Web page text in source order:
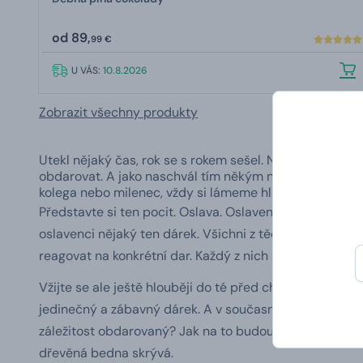
od 89,99 €
U VÁS: 10.8.2026
Zobrazit všechny produkty
Utekl nějaký čas, rok se s rokem sešel. Nemusí to být
obdarovat. A jako naschvál tím někým není nic
kolega nebo milenec, vždy si lámeme hlavu s tím, co
Představte si ten pocit. Oslava. Oslavencem je jeden
oslavenci nějaký ten dárek.Všichni z těchto dárců, ať
reagovat na konkrétní dar. Každý z nich samozřejmě
Vžijte se ale ještě hlouběji do té před chvílí zmíněné
jedinečný a zábavný dárek. A v současné době také
záležitost obdarovaný? Jak na to budou reagovat
dřevěná bedna skrývá.